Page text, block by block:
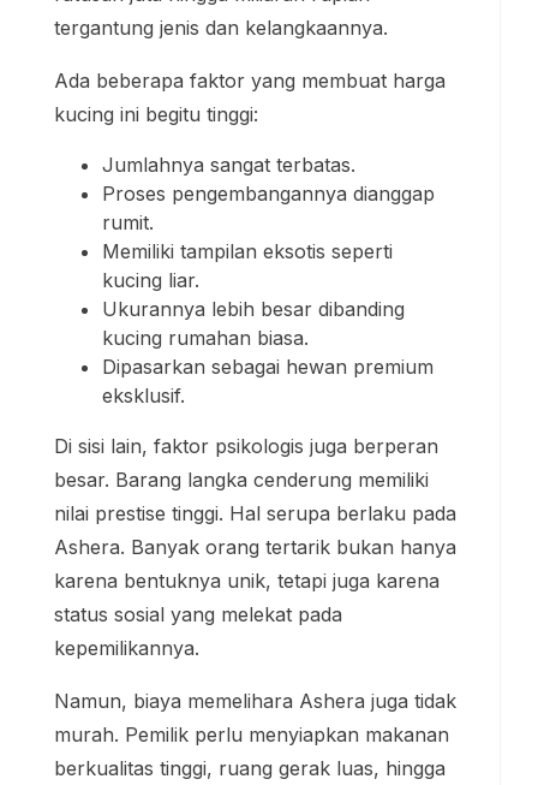
tergantung jenis dan kelangkaannya.
Ada beberapa faktor yang membuat harga
kucing ini begitu tinggi:
Jumlahnya sangat terbatas.
Proses pengembangannya dianggap
rumit.
Memiliki tampilan eksotis seperti
kucing liar.
Ukurannya lebih besar dibanding
kucing rumahan biasa.
Dipasarkan sebagai hewan premium
eksklusif.
Di sisi lain, faktor psikologis juga berperan
besar. Barang langka cenderung memiliki
nilai prestise tinggi. Hal serupa berlaku pada
Ashera. Banyak orang tertarik bukan hanya
karena bentuknya unik, tetapi juga karena
status sosial yang melekat pada
kepemilikannya.
Namun, biaya memelihara Ashera juga tidak
murah. Pemilik perlu menyiapkan makanan
berkualitas tinggi, ruang gerak luas, hingga